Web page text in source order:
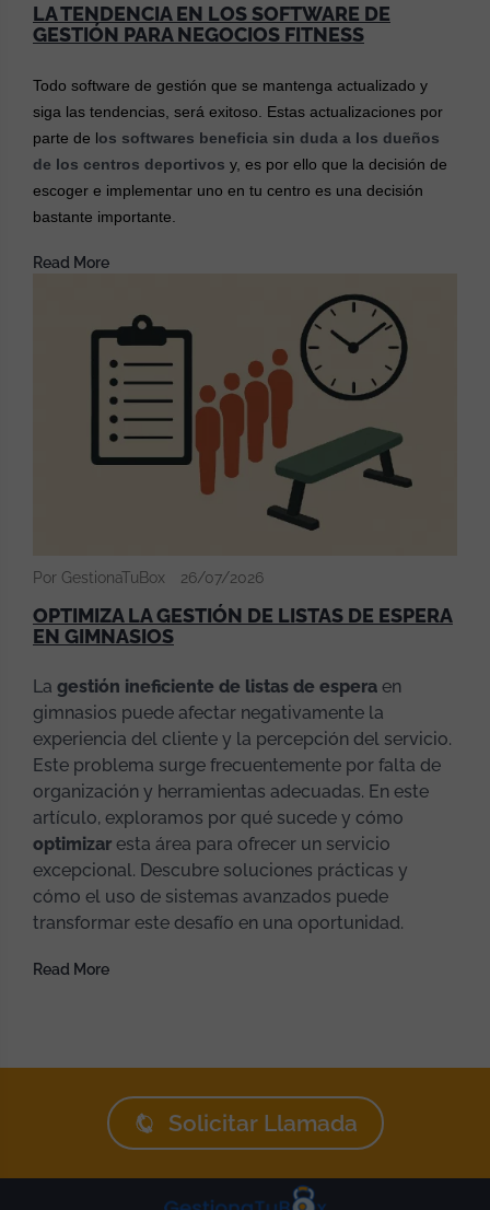
LA TENDENCIA EN LOS SOFTWARE DE
GESTIÓN PARA NEGOCIOS FITNESS
Todo software de gestión que se mantenga actualizado y
siga las tendencias, será exitoso. Estas actualizaciones por
parte de los softwares beneficia sin duda a los dueños
de los centros deportivos y, es por ello que la decisión de
escoger e implementar uno en tu centro es una decisión
bastante importante.
Read More
Por GestionaTuBox 26/07/2026
OPTIMIZA LA GESTIÓN DE LISTAS DE ESPERA
EN GIMNASIOS
La gestión ineficiente de listas de espera en
gimnasios puede afectar negativamente la
experiencia del cliente y la percepción del servicio.
Este problema surge frecuentemente por falta de
organización y herramientas adecuadas. En este
artículo, exploramos por qué sucede y cómo
optimizar esta área para ofrecer un servicio
excepcional. Descubre soluciones prácticas y
cómo el uso de sistemas avanzados puede
transformar este desafío en una oportunidad.
Read More
Solicitar Llamada